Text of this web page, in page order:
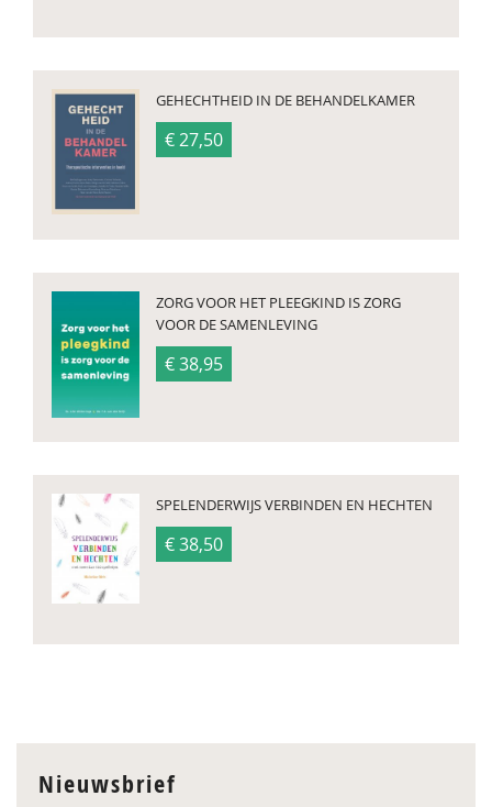
GEHECHTHEID IN DE BEHANDELKAMER
€ 27,50
ZORG VOOR HET PLEEGKIND IS ZORG
VOOR DE SAMENLEVING
€ 38,95
SPELENDERWIJS VERBINDEN EN HECHTEN
€ 38,50
Nieuwsbrief